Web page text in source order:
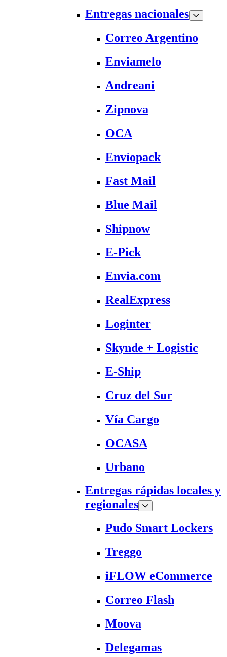
Entregas nacionales
Correo Argentino
Enviamelo
Andreani
Zipnova
OCA
Envíopack
Fast Mail
Blue Mail
Shipnow
E-Pick
Envia.com
RealExpress
Loginter
Skynde + Logistic
E-Ship
Cruz del Sur
Vía Cargo
OCASA
Urbano
Entregas rápidas locales y
regionales
Pudo Smart Lockers
Treggo
iFLOW eCommerce
Correo Flash
Moova
Delegamas